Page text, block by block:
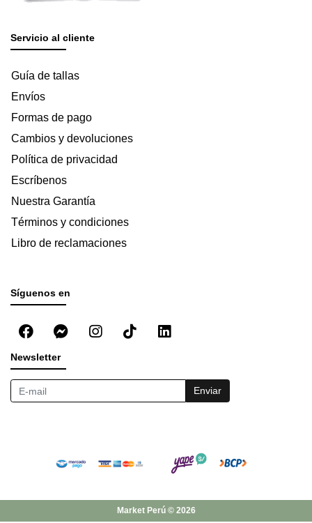
Servicio al cliente
Guía de tallas
Envíos
Formas de pago
Cambios y devoluciones
Política de privacidad
Escríbenos
Nuestra Garantía
Términos y condiciones
Libro de reclamaciones
Síguenos en
Newsletter
Enviar
Market Perú © 2026